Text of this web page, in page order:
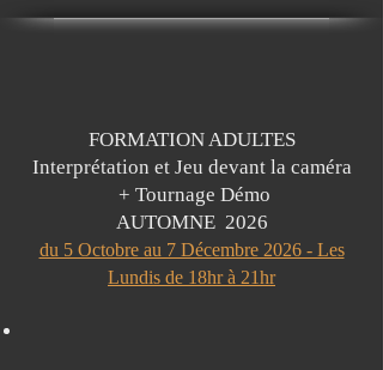
FORMATION ADULTES
Interprétation et Jeu devant la caméra
+ Tournage Démo
AUTOMNE 2026
du 5 Octobre au 7 Décembre 2026 - Les
Lundis de 18hr à 21hr